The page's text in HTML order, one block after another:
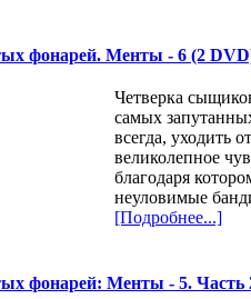
фонарей. Менты - 6 (2
Четверка
самых
всегда, уходить
великолепное
благодаря
неуловимые
[Подробнее...]
фонарей: Менты - 5. Часть